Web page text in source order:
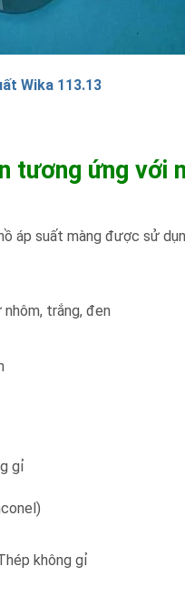
Wika 113.13
tương ứng với
áp suất màng được sử
trắng, đen
gỉ
không gỉ